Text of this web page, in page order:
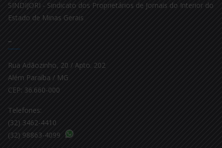
SINDIJORI - Sindicato dos Proprietários de Jornais do Interior do
Estado de Minas Gerais
–
Rua Adãozinho, 20 / Apto. 202
Além Paraíba / MG
CEP: 36.660-000
Telefones:
(32) 3462-4410
(32) 98863-4099